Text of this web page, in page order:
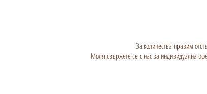
За количества правим
Моля свържете се с нас за индивидуална